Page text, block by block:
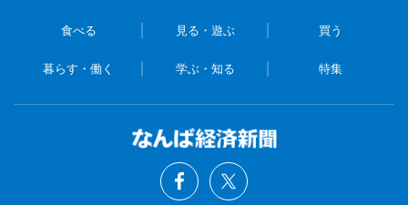
食べる 見る・遊ぶ 買う
暮らす・働く 学ぶ・知る 特集